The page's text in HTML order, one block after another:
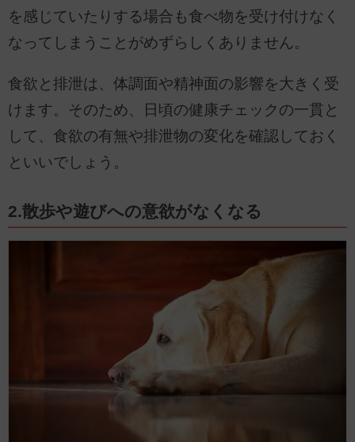
を感じていたりする場合も食べ物を受け付けなく
なってしまうことがめずらしくありません。
食欲と排泄は、体調面や精神面の影響を大きく受
けます。そのため、日頃の健康チェックの一貫と
して、食欲の有無や排泄物の変化を確認しておく
といいでしょう。
2.散歩や遊びへの意欲がなくなる